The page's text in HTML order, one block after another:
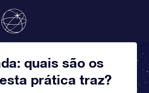
quais são os
prática traz?